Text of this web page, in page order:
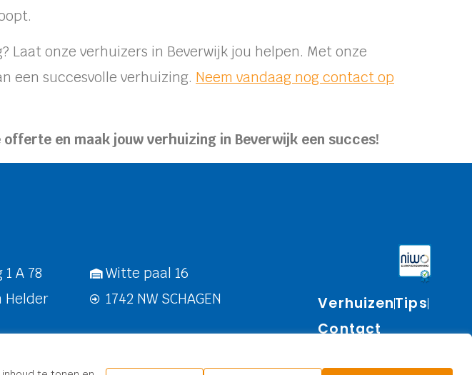
Laat onze verhuizers in Beverwijk jou helpen. Met onze
een succesvolle verhuizing. Neem vandaag nog contact op
en maak jouw verhuizing in Beverwijk een succes!
A 78
Helder
Witte paal 16
1742 NW SCHAGEN
VerhuizenTips
Contact